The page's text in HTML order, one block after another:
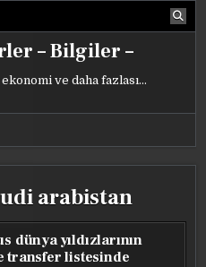
– Bilgiler –
ve daha fazlası…
arabistan
dünya yıldızlarının
transfer listesinde